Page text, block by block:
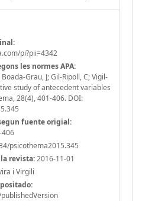
pi?pii=4342
les normes APA:
Grau, J; Gil-Ripoll, C; Vigil-
study of antecedent variables
28(4), 401-406. DOI:
fuente origial:
406
psicothema2015.345
revista:2016-11-01
i Virgili